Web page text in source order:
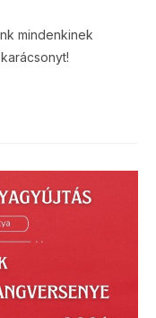
mindenkinek